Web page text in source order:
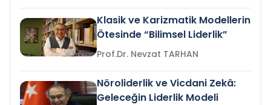
Klasik ve Karizmatik Modellerin
Ötesinde “Bilimsel Liderlik”
Prof.Dr. Nevzat TARHAN
Nöroliderlik ve Vicdani Zekâ:
Geleceğin Liderlik Modeli